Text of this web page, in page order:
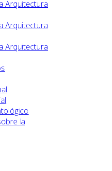
Arquitectura
Arquitectura
Arquitectura
la